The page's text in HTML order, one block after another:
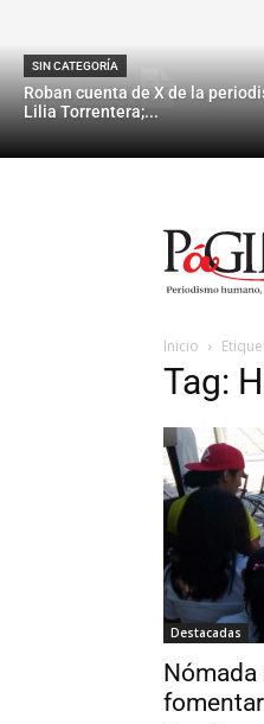
SIN CATEGORÍA
Roban cuenta de X de la
Lilia Torrentera;...
Inicio
Tag:
Destacadas
Nómada